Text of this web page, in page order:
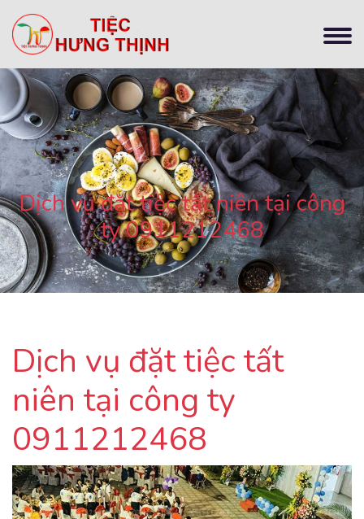
Dịch vụ đặt tiệc tất niên tại công
ty 0911212468
Dịch vụ đặt tiệc tất
niên tại công ty
0911212468